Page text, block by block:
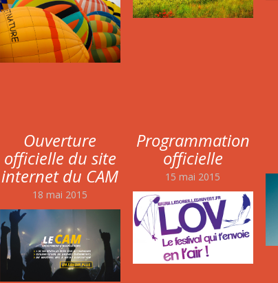
Ouverture
officielle du site
internet du CAM
18 mai 2015
Programmation
officielle
15 mai 2015